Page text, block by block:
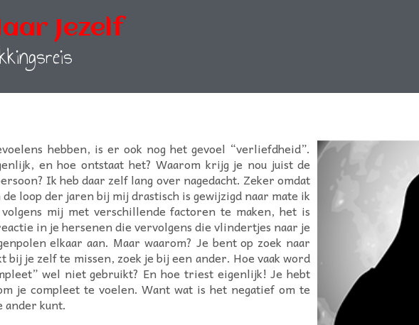
Jezelf
hebben, is er ook nog het gevoel “verliefdheid”.
en hoe ontstaat het? Waarom krijg je nou juist de
Ik heb daar zelf lang over nagedacht. Zeker omdat
loop der jaren bij mij drastisch is gewijzigd naar mate ik
mij met verschillende factoren te maken, het is
in je hersenen die vervolgens die vlindertjes naar je
elkaar aan. Maar waarom? Je bent op zoek naar
bij je zelf te missen, zoek je bij een ander. Hoe vaak word
wel niet gebruikt? En hoe triest eigenlijk! Je hebt
je compleet te voelen. Want wat is het negatief om te
ander kunt.